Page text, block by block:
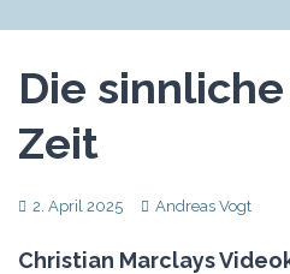
Die
Zeit
2. April 2025 Andreas Vogt
Christian Marclays